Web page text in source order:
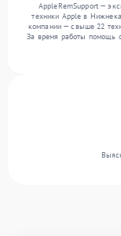
AppleRemSupport —
техники Apple в
компании — свыше 22
За время работы помощь
12 000 ремонтов.
включая , , . Мы